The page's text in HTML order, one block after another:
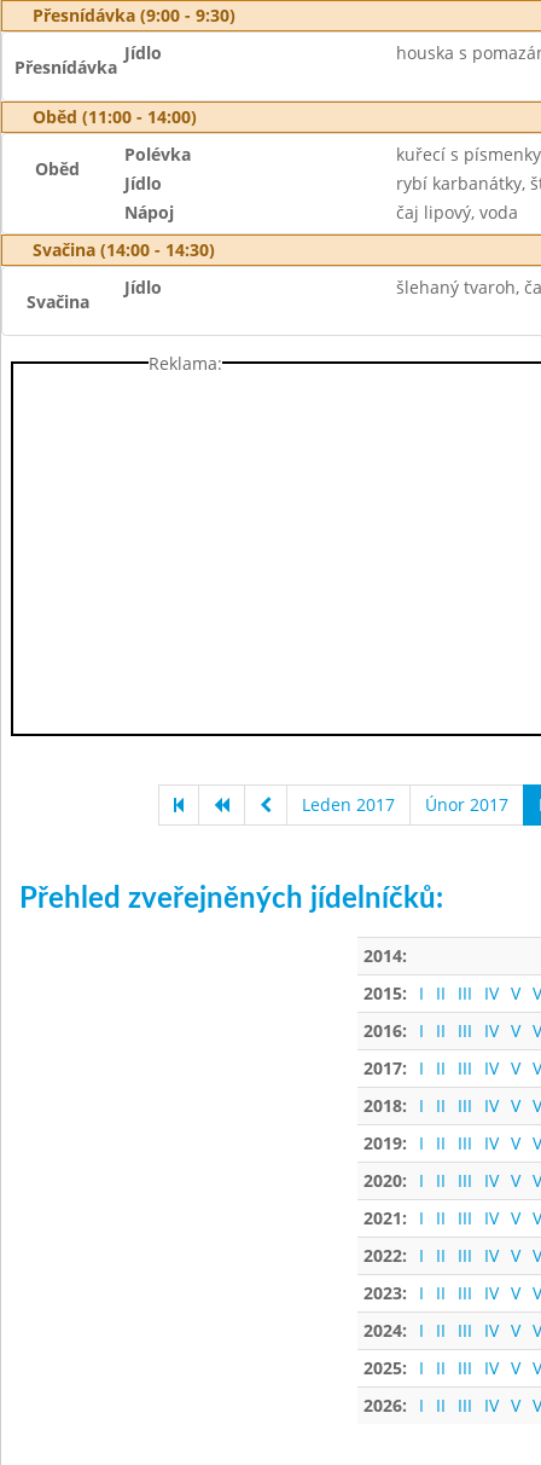
Přesnídávka (9:00 - 9:30)
Přesnídávka
Jídlo houska s
Oběd (11:00 - 14:00)
Oběd
Polévka
kuřecí s písmenky
Jídlo
rybí karbanátky,
Nápoj
čaj lipový, voda
Svačina (14:00 - 14:30)
Svačina
Jídlo šlehaný tvaroh,
Reklama:
Leden 2017 Únor 2017
Přehled zveřejněných jídelníčků:
2014:
2015:
I II III IV V
2016:
I II III IV V
2017:
I II III IV V
2018:
I II III IV V
2019:
I II III IV V
2020:
I II III IV V
2021:
I II III IV V
2022:
I II III IV V
2023:
I II III IV V
2024:
I II III IV V
2025:
I II III IV V
2026:
I II III IV V